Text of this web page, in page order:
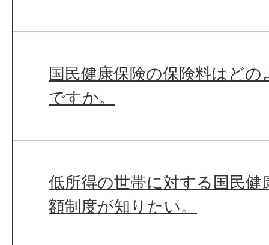
国民健康保険の保険料はど
ですか。
低所得の世帯に対する国民健
額制度が知りたい。